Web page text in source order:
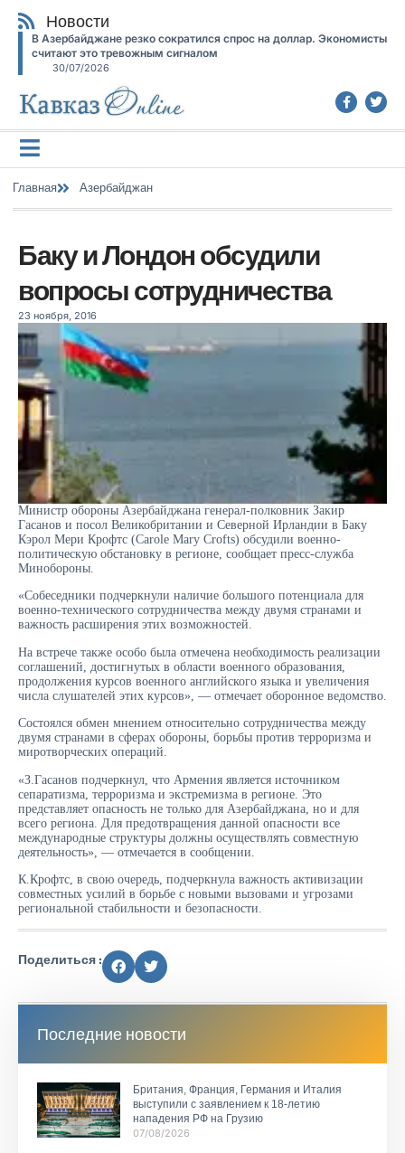
Новости
В Азербайджане резко сократился спрос на доллар. Экономисты
считают это тревожным сигналом
30/07/2026
Главная Азербайджан
Баку и Лондон обсудили
вопросы сотрудничества
23 ноября, 2016
Министр обороны Азербайджана генерал-полковник Закир
Гасанов и посол Великобритании и Северной Ирландии в Баку
Кэрол Мери Крофтс (Carole Mary Crofts) обсудили военно-
политическую обстановку в регионе, сообщает пресс-служба
Минобороны.
«Собеседники подчеркнули наличие большого потенциала для
военно-технического сотрудничества между двумя странами и
важность расширения этих возможностей.
На встрече также особо была отмечена необходимость реализации
соглашений, достигнутых в области военного образования,
продолжения курсов военного английского языка и увеличения
числа слушателей этих курсов», — отмечает оборонное ведомство.
Состоялся обмен мнением относительно сотрудничества между
двумя странами в сферах обороны, борьбы против терроризма и
миротворческих операций.
«З.Гасанов подчеркнул, что Армения является источником
сепаратизма, терроризма и экстремизма в регионе. Это
представляет опасность не только для Азербайджана, но и для
всего региона. Для предотвращения данной опасности все
международные структуры должны осуществлять совместную
деятельность», — отмечается в сообщении.
К.Крофтс, в свою очередь, подчеркнула важность активизации
совместных усилий в борьбе с новыми вызовами и угрозами
региональной стабильности и безопасности.
Поделиться :
Последние новости
Британия, Франция, Германия и Италия
выступили с заявлением к 18-летию
нападения РФ на Грузию
07/08/2026